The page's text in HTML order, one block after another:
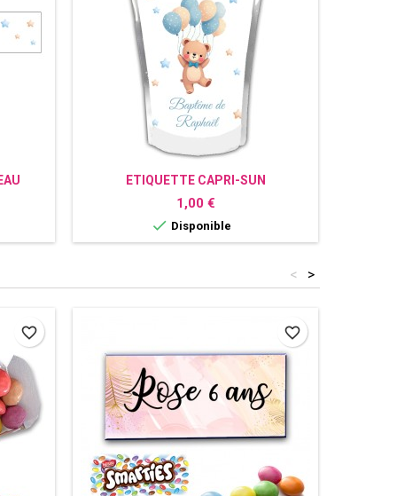
ETIQUETTE CAPRI-SUN
PERSONNALISÉE OURS
Prix
1,00 €
 Disponible
>
<
favorite_border favorite_border